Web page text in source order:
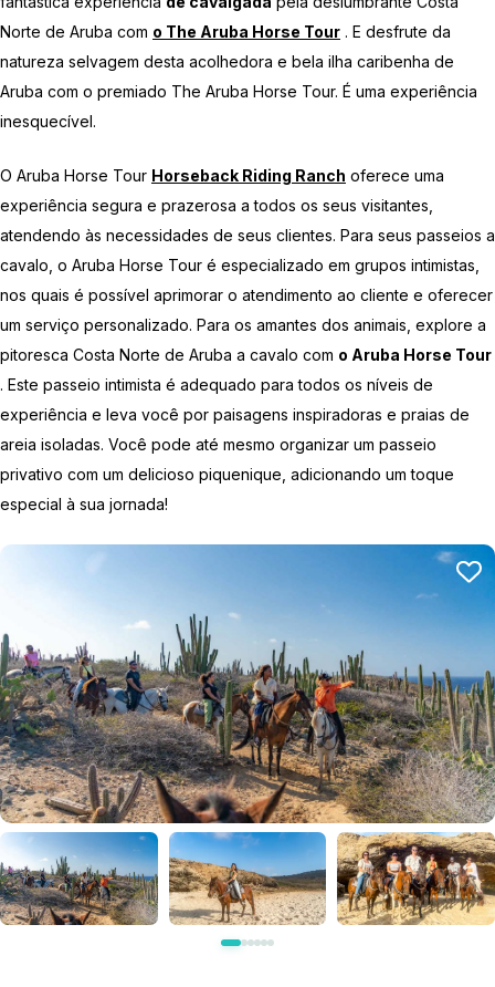
Norte de Aruba com o The Aruba Horse Tour . E desfrute da
natureza selvagem desta acolhedora e bela ilha caribenha de
Aruba com o premiado The Aruba Horse Tour. É uma experiência
inesquecível.
O Aruba Horse Tour Horseback Riding Ranch oferece uma
experiência segura e prazerosa a todos os seus visitantes,
atendendo às necessidades de seus clientes. Para seus passeios a
cavalo, o Aruba Horse Tour é especializado em grupos intimistas,
nos quais é possível aprimorar o atendimento ao cliente e oferecer
um serviço personalizado. Para os amantes dos animais, explore a
pitoresca Costa Norte de Aruba a cavalo com o Aruba Horse Tour
. Este passeio intimista é adequado para todos os níveis de
experiência e leva você por paisagens inspiradoras e praias de
areia isoladas. Você pode até mesmo organizar um passeio
privativo com um delicioso piquenique, adicionando um toque
especial à sua jornada!